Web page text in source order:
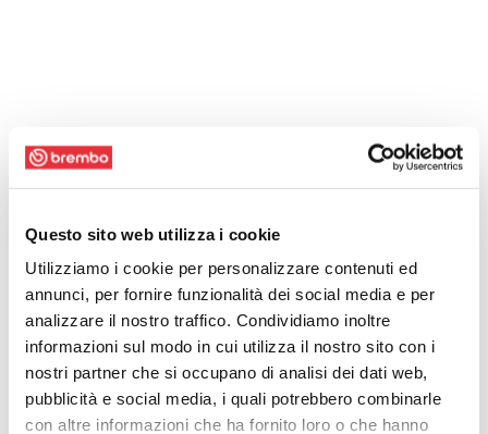
Questo sito web utilizza i cookie
Utilizziamo i cookie per personalizzare contenuti ed
annunci, per fornire funzionalità dei social media e per
analizzare il nostro traffico. Condividiamo inoltre
informazioni sul modo in cui utilizza il nostro sito con i
nostri partner che si occupano di analisi dei dati web,
pubblicità e social media, i quali potrebbero combinarle
con altre informazioni che ha fornito loro o che hanno